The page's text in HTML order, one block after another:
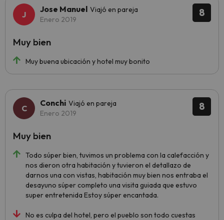
8
Jose Manuel Viajó en pareja
Enero 2019
Muy buena ubicación y hotel muy bonito
Muy bien
8
Conchi Viajó en pareja
Enero 2019
Todo súper bien, tuvimos un problema con la calefacción y
nos dieron otra habitación y tuvieron el detallazo de
darnos una con vistas, habitación muy bien nos entraba el
desayuno súper completo una visita guiada que estuvo
super entretenida Estoy súper encantada.
No es culpa del hotel, pero el pueblo son todo cuestas
Muy bien